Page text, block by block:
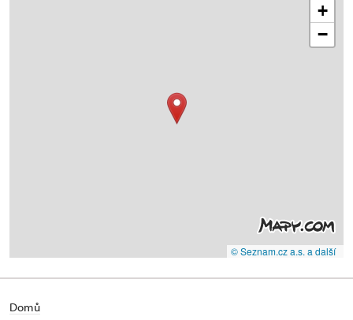
+
−
© Seznam.cz a.s. a další
Domů